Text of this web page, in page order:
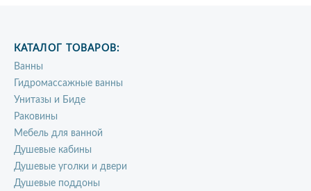
КАТАЛОГ ТОВАРОВ:
Ванны
Гидромассажные ванны
Унитазы и Биде
Раковины
Мебель для ванной
Душевые кабины
Душевые уголки и двери
Душевые поддоны